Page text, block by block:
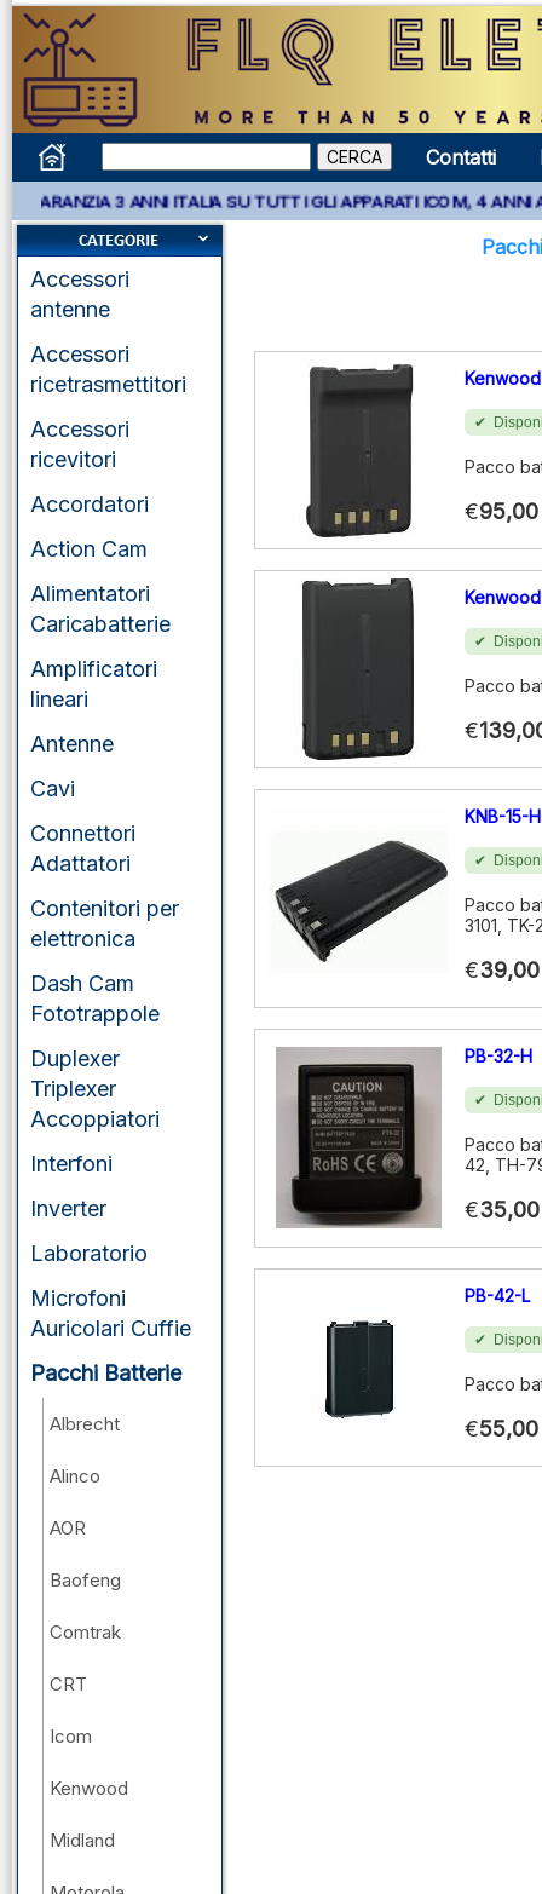
Contatti
3 ANNI ITALIA SU TUTTI GLI APPARATI ICOM, 4 ANNI APPARATI
Accessori
antenne
Accessori
ricetrasmettitori
Accessori
ricevitori
Accordatori
Action Cam
Alimentatori
Caricabatterie
Amplificatori
lineari
Antenne
Cavi
Connettori
Adattatori
Contenitori per
elettronica
Dash Cam
Fototrappole
Duplexer
Triplexer
Accoppiatori
Interfoni
Inverter
Laboratorio
Microfoni
Auricolari Cuffie
Pacchi Batterie
Albrecht
Alinco
AOR
Baofeng
Comtrak
CRT
Icom
Kenwood
Midland
Pacco
€95,00
Pacco
€
KNB-15-H
Pacco
3101,
€39,00
PB-32-H
Pacco
42, TH-
€35,00
PB-42-L
Pacco
€55,00